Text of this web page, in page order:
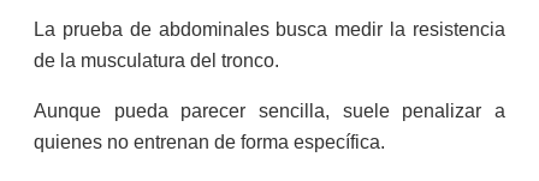
La prueba de abdominales busca medir la resistencia
de la musculatura del tronco.
Aunque pueda parecer sencilla, suele penalizar a
quienes no entrenan de forma específica.